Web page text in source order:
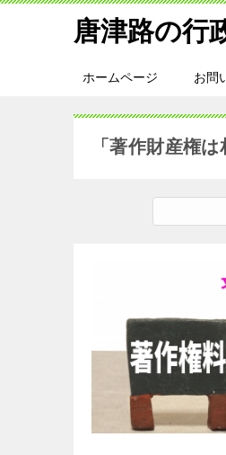
唐津路の行
ホームページ お問
「著作財産権